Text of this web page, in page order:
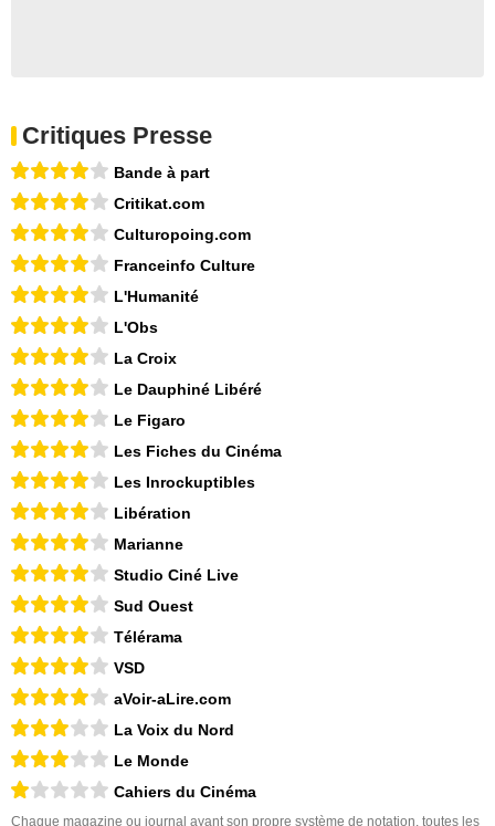
Critiques Presse
Bande à part
Critikat.com
Culturopoing.com
Franceinfo Culture
L'Humanité
L'Obs
La Croix
Le Dauphiné Libéré
Le Figaro
Les Fiches du Cinéma
Les Inrockuptibles
Libération
Marianne
Studio Ciné Live
Sud Ouest
Télérama
VSD
aVoir-aLire.com
La Voix du Nord
Le Monde
Cahiers du Cinéma
Chaque magazine ou journal ayant son propre système de notation, toutes les